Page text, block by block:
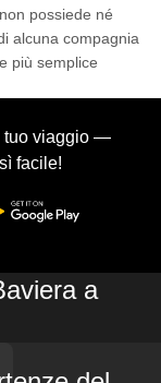
possiede né
alcuna compagnia
più semplice
tuo viaggio —
facile!
a